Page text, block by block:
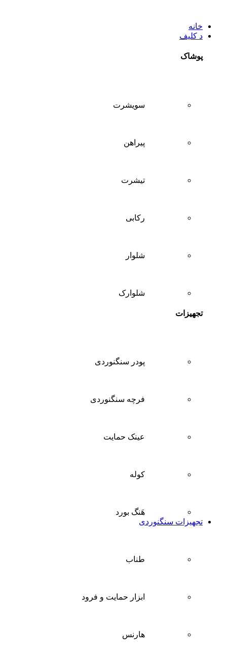
خانه
د کلیف
پوشاک
سويشرت
پیراهن
تيشرت
ركابی
شلوار
شلوارک
تجهیزات
پودر سنگنوردی
فرچه سنگنوردی
عینک حمایت
کوله
هَنگ بورد
تجهیزات سنگنوردی
طناب
ابزار حمایت و فرود
هارنس